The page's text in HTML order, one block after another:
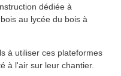
dédiée à
au lycée du bois à
à utiliser ces plateformes
à l'air sur leur chantier.